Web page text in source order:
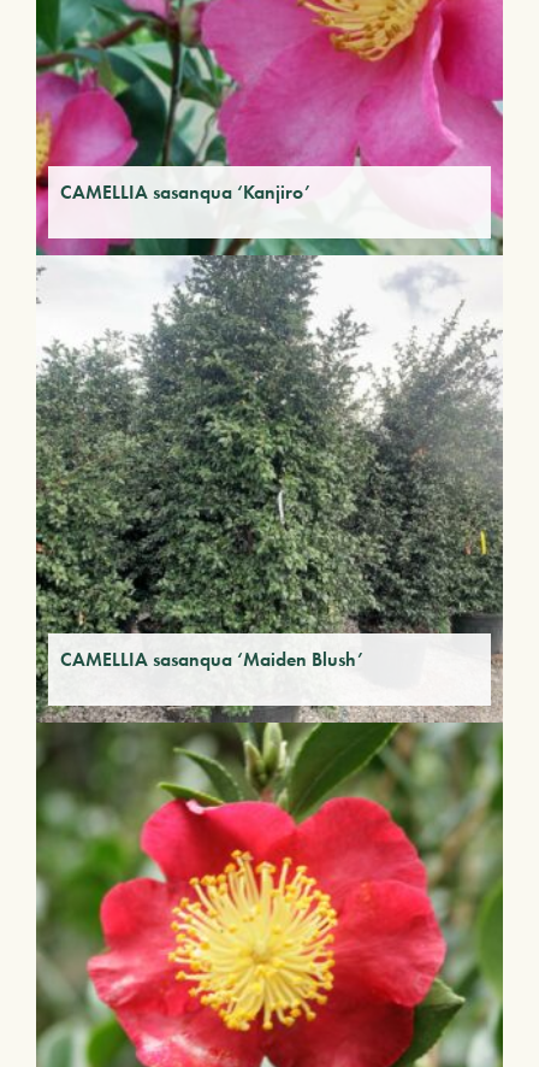
CAMELLIA sasanqua ‘Kanjiro’
CAMELLIA sasanqua ‘Maiden Blush’